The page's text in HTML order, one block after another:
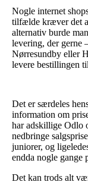
Nogle internet
tilfælde kræver det
alternativ burde
levering, der gerne
Nørresundby eller
levere bestillingen
Det er særdeles
information om
har adskillige Odlo
nedbringe
juniorer, og
endda nogle gange
Det kan trods alt